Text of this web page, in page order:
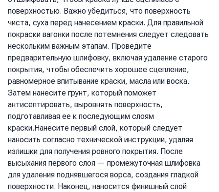
поверхностью. Важно убедиться, что поверхность
чиста, суха перед нанесением краски. Для правильной
покраски вагонки после потемнения следует следовать
нескольким важным этапам. Проведите
предварительную шлифовку, включая удаление старого
покрытия, чтобы обеспечить хорошее сцепление,
равномерное впитывание краски, масла или воска.
Затем нанесите грунт, который поможет
антисептировать, выровнять поверхность,
подготавливая ее к последующим слоям
краски.Нанесите первый слой, который следует
наносить согласно технической инструкции, удаляя
излишки для получения ровного покрытия. После
высыхания первого слоя — промежуточная шлифовка
для удаления поднявшегося ворса, создания гладкой
поверхности. Наконец, наносится финишный слой